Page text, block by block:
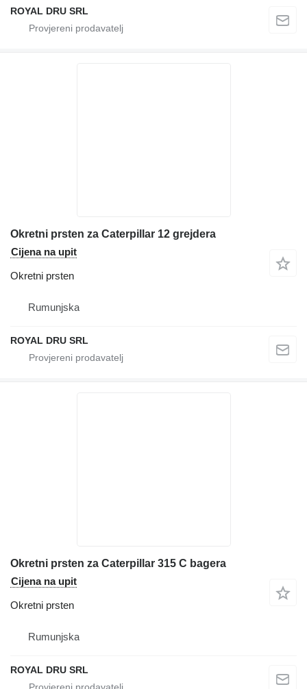
ROYAL DRU SRL
Okretni prsten za Caterpillar 12 grejdera
Cijena na upit
Okretni prsten
Rumunjska
ROYAL DRU SRL
Okretni prsten za Caterpillar 315 C bagera
Cijena na upit
Okretni prsten
Rumunjska
ROYAL DRU SRL